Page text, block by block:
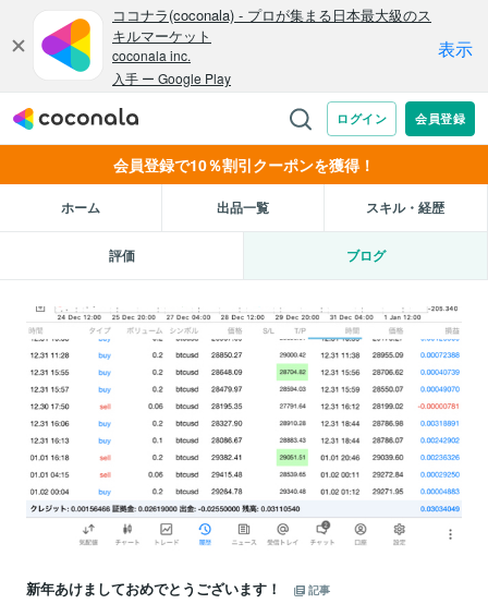
会員登録で10％割引クーポンを獲得！
ホーム 出品一覧 スキル・経歴
評価 ブログ
新年あけましておめでとうございます！
記事